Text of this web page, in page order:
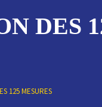
DES
125 MESURES